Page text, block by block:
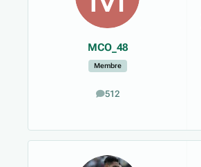
MCO_48
Membre
512
messages